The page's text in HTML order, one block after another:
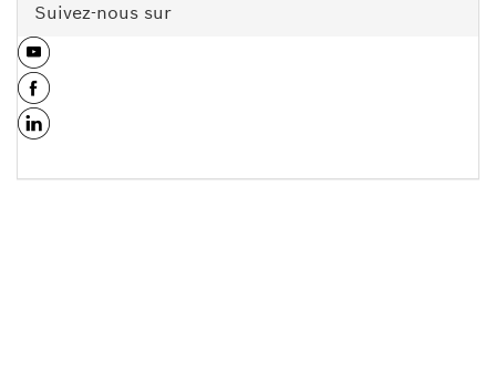
Suivez-nous sur